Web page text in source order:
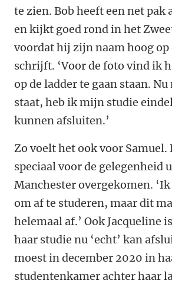
te zien. Bob heeft een net pak
en kijkt goed rond in het
voordat hij zijn naam hoog op
schrijft. ‘Voor de foto vind ik
op de ladder te gaan staan.
staat, heb ik mijn studie
kunnen afsluiten.’
Zo voelt het ook voor Samuel.
speciaal voor de gelegenheid
Manchester overgekomen.
om af te studeren, maar dit
helemaal af.’ Ook Jacqueline
haar studie nu ‘echt’ kan
moest in december 2020 in
studentenkamer achter haar